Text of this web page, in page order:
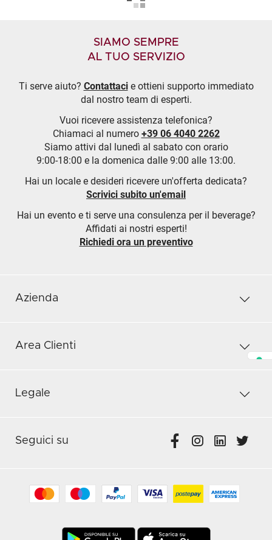
SIAMO SEMPRE
AL TUO SERVIZIO
Ti serve aiuto? Contattacie ottieni supporto immediato
dal nostro team di esperti.
Vuoi ricevere assistenza telefonica?
Chiamaci al numero +39 06 4040 2262
Siamo attivi dal lunedì al sabato con orario
9:00-18:00 e la domenica dalle 9:00 alle 13:00.
Hai un locale e desideri ricevere un'offerta dedicata?
Scrivici subito un'email
Hai un evento e ti serve una consulenza per il beverage?
Affidati ai nostri esperti!
Richiedi ora un preventivo
Azienda
Area Clienti
Legale
Seguici su